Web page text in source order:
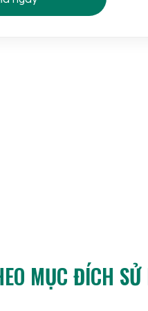
sảnchuyên dụng:Tích hợp
MỤC ĐÍCH SỬ